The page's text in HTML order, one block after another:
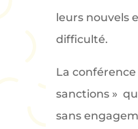
leurs nouvels
difficulté.
La
sanctions »
sans